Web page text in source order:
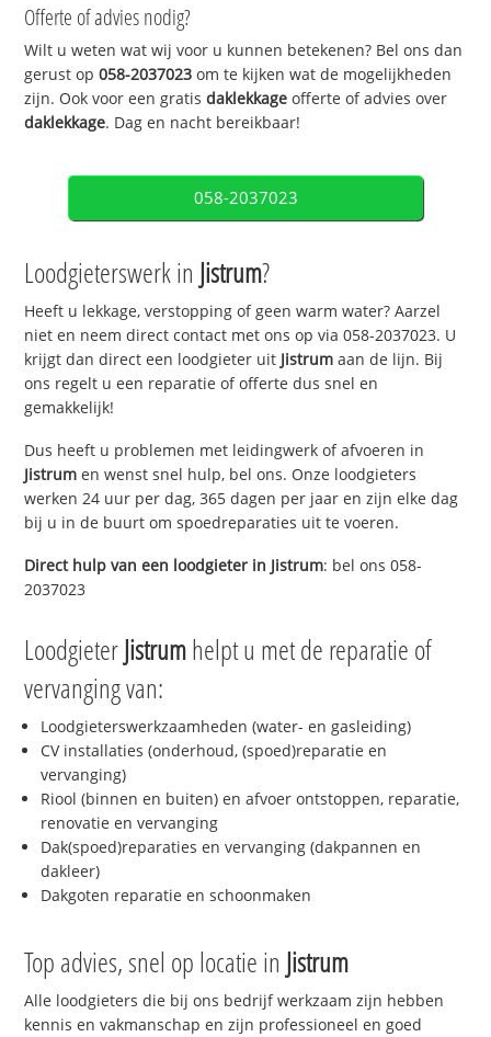
Offerte of advies nodig?
Wilt u weten wat wij voor u kunnen betekenen? Bel ons dan
gerust op058-2037023 om te kijken wat de mogelijkheden
zijn. Ook voor een gratisdaklekkage offerte of advies over
daklekkage. Dag en nacht bereikbaar!
058-2037023
Loodgieterswerk in Jistrum?
Heeft u lekkage, verstopping of geen warm water? Aarzel
niet en neem direct contact met ons op via 058-2037023. U
krijgt dan direct een loodgieter uit Jistrum aan de lijn. Bij
ons regelt u een reparatie of offerte dus snel en
gemakkelijk!
Dus heeft u problemen met leidingwerk of afvoeren in
Jistrum en wenst snel hulp, bel ons. Onze loodgieters
werken 24 uur per dag, 365 dagen per jaar en zijn elke dag
bij u in de buurt om spoedreparaties uit te voeren.
Direct hulp van een loodgieter in Jistrum: bel ons 058-
2037023
LoodgieterJistrumhelpt u met de reparatie of
vervanging van:
Loodgieterswerkzaamheden (water- en gasleiding)
CV installaties (onderhoud, (spoed)reparatie en
vervanging)
Riool (binnen en buiten) en afvoer ontstoppen, reparatie,
renovatie en vervanging
Dak(spoed)reparaties en vervanging (dakpannen en
dakleer)
Dakgoten reparatie en schoonmaken
Top advies, snel op locatie in Jistrum
Alle loodgieters die bij ons bedrijf werkzaam zijn hebben
kennis en vakmanschap en zijn professioneel en goed